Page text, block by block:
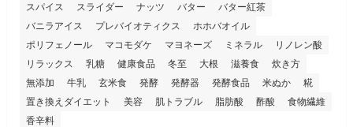
スパイス
スライダー ナッツ バター
バター紅茶
バニラアイス
プレバイオティクス
ホホバオイル
ポリフェノール
マコモダケ マヨネーズ ミネラル
リノレン酸
リラックス
乳糖 健康食品 冬至 大根 滋養食
炊き方
無添加
牛乳 玄米食 発酵 発酵器 発酵食品 米ぬか
糀
置き換えダイエット
美容 肌トラブル 脂肪酸 酢酸
食物繊維
香辛料